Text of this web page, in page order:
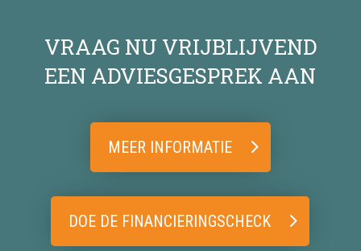
VRAAG NU VRIJBLIJVEND
EEN ADVIESGESPREK AAN
MEER INFORMATIE
DOE DE FINANCIERINGSCHECK